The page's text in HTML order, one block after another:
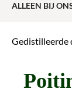
ALLEEN BIJ
Gedistilleerde